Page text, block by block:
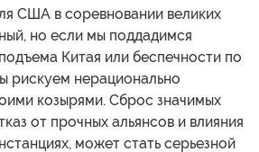
США в соревновании великих
но если мы поддадимся
Китая или беспечности по
рискуем нерационально
козырями. Сброс значимых
от прочных альянсов и влияния
может стать серьезной